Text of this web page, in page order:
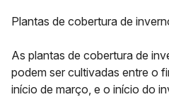
Plantas de cobertura de
As plantas de cobertura de
podem ser cultivadas entre o
início de março, e o início do